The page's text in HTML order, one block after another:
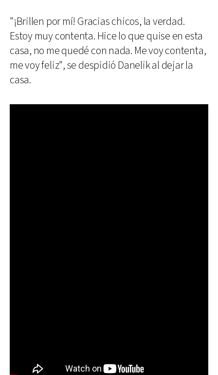
"¡Brillen por mí! Gracias chicos, la verdad.
Estoy muy contenta. Hice lo que quise en esta
casa, no me quedé con nada. Me voy contenta,
me voy feliz", se despidió Danelik al dejar la
casa.